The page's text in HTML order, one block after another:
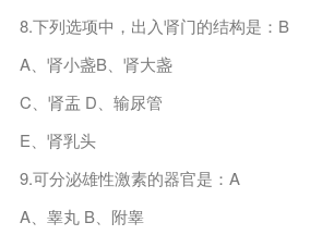
8.下列选项中，出入肾门的结构是：B
A、肾小盏B、肾大盏
C、肾盂 D、输尿管
E、肾乳头
9.可分泌雄性激素的器官是：A
A、睾丸 B、附睾